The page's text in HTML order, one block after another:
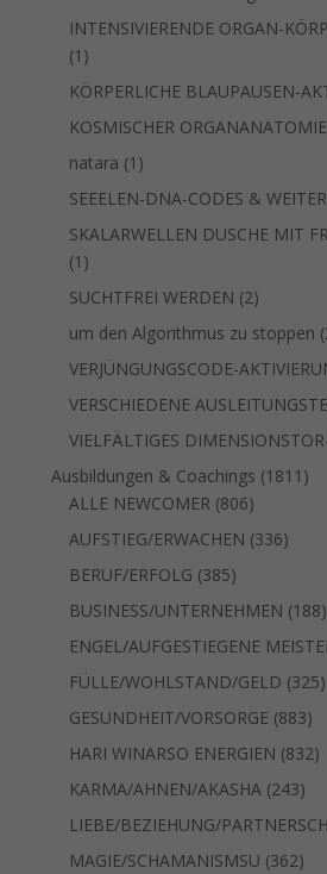
INTENSIVIERENDE ORGAN-
1 1
Produkt
KÖRPERLICHE BLAUPAUSEN-
KOSMISCHER
natara 1 1
Produkt
SEEELEN-DNA-CODES &
SKALARWELLEN DUSCHE MIT
1 1
Produkt
SUCHTFREI WERDEN 22
Produkte
um den Algorithmus zu stoppen
VERJÜNGUNGSCODE-
VERSCHIEDENE
VIELFÄLTIGES
Ausbildungen & Coachings 1811
ALLE NEWCOMER 806806
Produkte
AUFSTIEG/ERWACHEN 336336
BERUF/ERFOLG 385385
Produkte
BUSINESS/UNTERNEHMEN 188
ENGEL/AUFGESTIEGENE
FÜLLE/WOHLSTAND/GELD 325
GESUNDHEIT/VORSORGE 883883
HARI WINARSO ENERGIEN 832
KARMA/AHNEN/AKASHA 243243
LIEBE/BEZIEHUNG/
MAGIE/SCHAMANISMSU 362362